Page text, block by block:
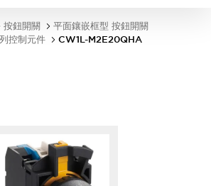
按鈕開關
平面鑲嵌框型 按鈕開關
控制元件
CW1L-M2E20QHA